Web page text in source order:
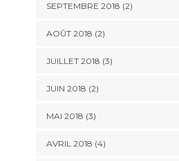
SEPTEMBRE 2018 (2)
AOÛT 2018 (2)
JUILLET 2018 (3)
JUIN 2018 (2)
MAI 2018 (3)
AVRIL 2018 (4)